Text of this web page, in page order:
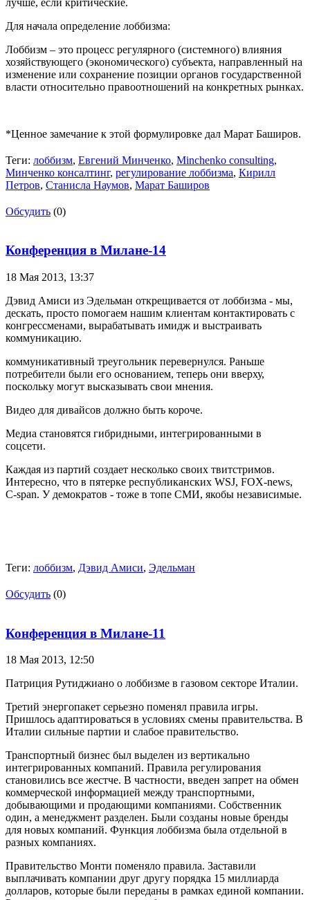
Для начала определение лоббизма:
Лоббизм – это процесс регулярного (системного) влияния
хозяйствующего (экономического) субъекта, направленный на
изменение или сохранение позиции органов государственной
власти относительно правоотношений на конкретных рынках.
*Ценное замечание к этой формулировке дал Марат Баширов.
Теги: лоббизм, Евгений Минченко, Minchenko consulting,
Минченко консалтинг, регулирование лоббизма, Кирилл
Петров, Станисла Наумов, Марат Баширов
Обсудить (0)
Конференция в Милане-14
18 Мая 2013, 13:37
Дэвид Амиси из Эдельман открещивается от лоббизма - мы,
дескать, просто помогаем нашим клиентам контактировать с
конгрессменами, вырабатывать имидж и выстраивать
коммуникацию.
коммуникативный треугольник перевернулся. Раньше
потребители были его основанием, теперь они вверху,
поскольку могут высказывать свои мнения.
Видео для дивайсов должно быть короче.
Медиа становятся гибридными, интегрированными в
соцсети.
Каждая из партий создает несколько своих твитстримов.
Интересно, что в пятерке республиканских WSJ, FOX-news,
C-span. У демократов - тоже в топе СМИ, якобы независимые.
Теги: лоббизм, Дэвид Амиси, Эдельман
Обсудить (0)
Конференция в Милане-11
18 Мая 2013, 12:50
Патриция Рутиджиано о лоббизме в газовом секторе Италии.
Третий энергопакет серьезно поменял правила игры.
Пришлось адаптироваться в условиях смены правительства. В
Италии сильные партии и слабое правительство.
Транспортный бизнес был выделен из вертикально
интегрированных компаний. Правила регулирования
становились все жестче. В частности, введен запрет на обмен
коммерческой информацией между транспортными,
добывающими и продающими компаниями. Собственник
один, а менеджмент разделен. Были созданы новые бренды
для новых компаний. Функция лоббизма была отдельной в
разных компаниях.
Правительство Монти поменяло правила. Заставили
выплачивать компании друг другу порядка 15 миллиарда
долларов, которые были переданы в рамках единой компании.